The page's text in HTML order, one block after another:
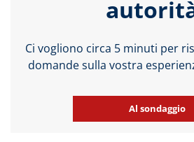
Ci vogliono circa 5 minuti per
domande sulla vostra
Al sondaggio